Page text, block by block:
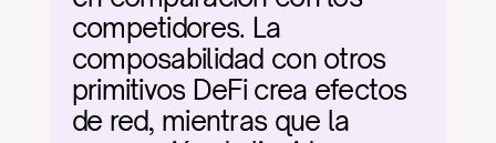
competidores. La
composabilidad con otros
primitivos DeFi crea efectos
de red, mientras que la